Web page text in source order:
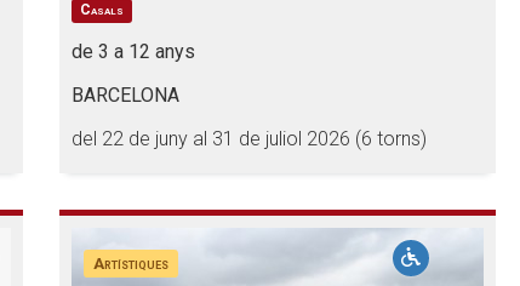
Casals
de 3 a 12 anys
BARCELONA
del 22 de juny al 31 de juliol 2026 (6 torns)
Artístiques